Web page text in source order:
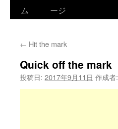
ム
ージ
← Hit the mark
Quick off the mark
投稿日: 2017年9月11日 作成者: